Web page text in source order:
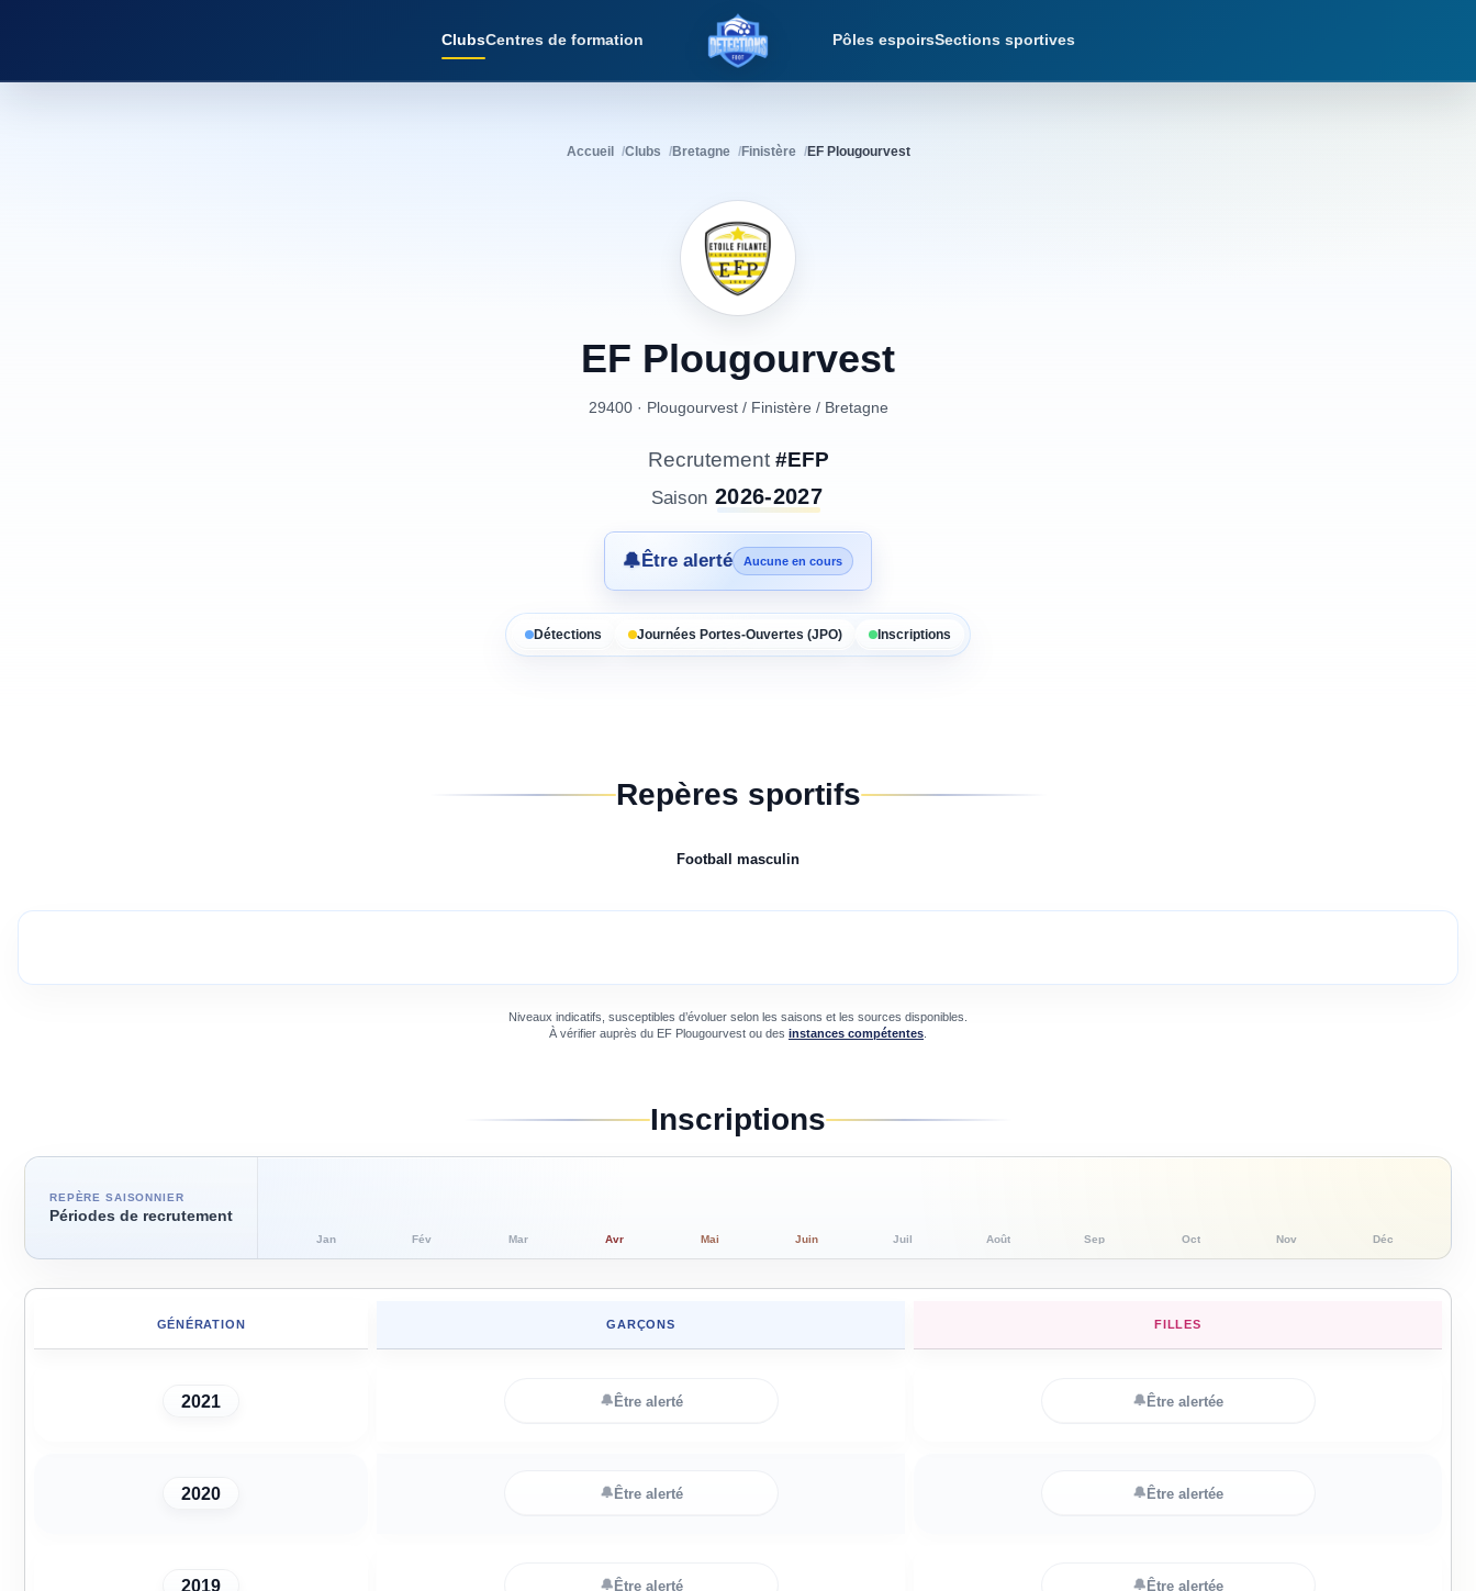
ClubsCentres de formation
Détections Foot
Pôles espoirsSections sportives
Accueil Clubs Bretagne Finistère EF Plougourvest
EF Plougourvest
29400 · Plougourvest/ Finistère / Bretagne
Recrutement #EFP
Saison 2026-2027
🔔Être alerté Aucune en cours
Détections Journées Portes-Ouvertes (JPO) Inscriptions
Repères sportifs
Football masculin
Niveaux indicatifs, susceptibles d’évoluer selon les saisons et les sources disponibles.
À vérifier auprès du EF Plougourvest ou des instances compétentes
Inscriptions
REPÈRE SAISONNIER
Périodes de recrutement
Jan Fév Mar Avr Mai Juin Juil Août Sep Oct Nov Déc
GÉNÉRATION GARÇONS FILLES
2021 🔔Être alerté 🔔Être alertée
2020 🔔Être alerté 🔔Être alertée
2019 🔔Être alerté 🔔Être alertée